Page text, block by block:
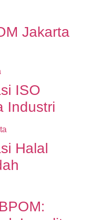
Jakarta
ISO
Industri
Halal